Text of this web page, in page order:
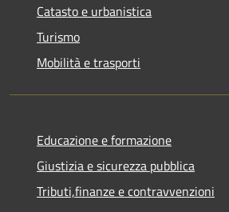
Catasto e urbanistica
Turismo
Mobilità e trasporti
Educazione e formazione
Giustizia e sicurezza pubblica
Tributi,finanze e contravvenzioni